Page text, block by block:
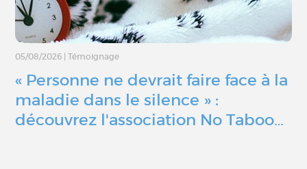
05/08/2026 | Témoignage
« Personne ne devrait faire face à la
maladie dans le silence » :
découvrez l'association No Taboo…